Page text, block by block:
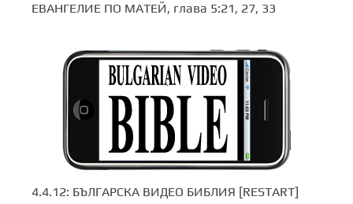
ЕВАНГЕЛИЕ ПО МАТЕЙ, глава 5:21, 27, 33
4.4.12: БЪЛГАРСКА ВИДЕО БИБЛИЯ [RESTART]